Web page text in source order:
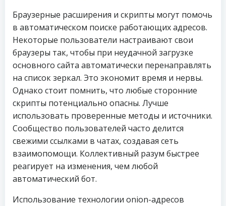
Браузерные расширения и скрипты могут помочь
в автоматическом поиске работающих адресов.
Некоторые пользователи настраивают свои
браузеры так, чтобы при неудачной загрузке
основного сайта автоматически перенаправлять
на список зеркал. Это экономит время и нервы.
Однако стоит помнить, что любые сторонние
скрипты потенциально опасны. Лучше
использовать проверенные методы и источники.
Сообщество пользователей часто делится
свежими ссылками в чатах, создавая сеть
взаимопомощи. Коллективный разум быстрее
реагирует на изменения, чем любой
автоматический бот.
Использование технологии onion-адресов